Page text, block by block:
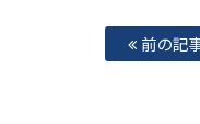
前の記